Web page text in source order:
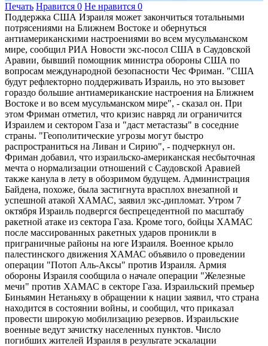
Печать Нравится 0 Не нравится 0
Поддержка США Израиля может закончиться тотальными
потрясениями на Ближнем Востоке и обернуться
антиамериканскими настроениями во всем мусульманском
мире, сообщил РИА Новости экс-посол США в Саудовской
Аравии, бывший помощник министра обороны США по
вопросам международной безопасности Чес Фриман. "США
будут рефлекторно поддерживать Израиль, но это вызовет
гораздо большие антиамериканские настроения на Ближнем
Востоке и во всем мусульманском мире", - сказал он. При
этом Фриман отметил, что кризис навряд ли ограничится
Израилем и сектором Газа и "даст метастазы" в соседние
страны. "Геополитические угрозы могут быстро
распространиться на Ливан и Сирию", - подчеркнул он.
Фриман добавил, что израильско-американская несбыточная
мечта о нормализации отношений с Саудовской Аравией
также канула в лету в обозримом будущем. Администрация
Байдена, похоже, была застигнута врасплох внезапной и
успешной атакой ХАМАС, заявил экс-дипломат. Утром 7
октября Израиль подвергся беспрецедентной по масштабу
ракетной атаке из сектора Газа. Кроме того, бойцы ХАМАС
после массированных ракетных ударов проникли в
приграничные районы на юге Израиля. Военное крыло
палестинского движения ХАМАС объявило о проведении
операции "Потоп Аль-Аксы" против Израиля. Армия
обороны Израиля сообщила о начале операции "Железные
мечи" против ХАМАС в секторе Газа. Израильский премьер
Биньямин Нетаньяху в обращении к нации заявил, что страна
находится в состоянии войны, и сообщил, что приказал
провести широкую мобилизацию резервов. Израильские
военные ведут зачистку населенных пунктов. Число
погибших жителей Израиля в результате эскалации